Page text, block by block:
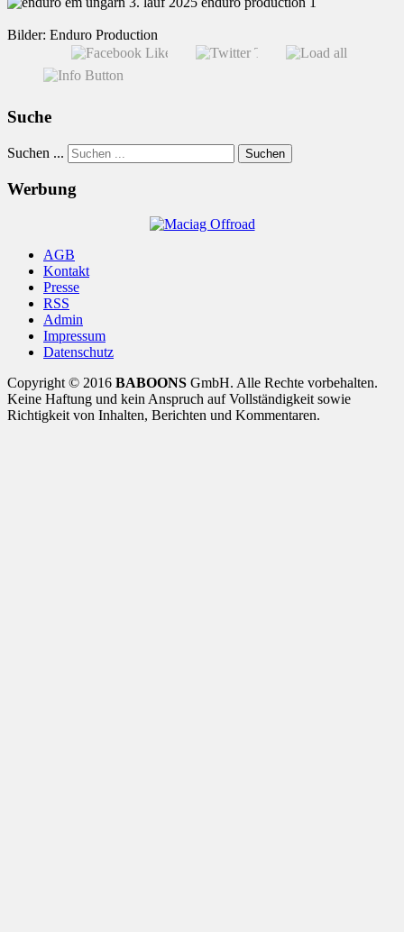
Bilder: Enduro Production
Suche
Suchen ... Suchen
Werbung
AGB
Kontakt
Presse
RSS
Admin
Impressum
Datenschutz
Copyright © 2016 BABOONS GmbH. Alle Rechte vorbehalten.
Keine Haftung und kein Anspruch auf Vollständigkeit sowie
Richtigkeit von Inhalten, Berichten und Kommentaren.